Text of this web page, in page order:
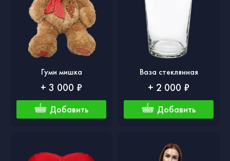
Гуми мишка
+ 3 000 ₽
Добавить
Ваза стеклянная
+ 2 000 ₽
Добавить